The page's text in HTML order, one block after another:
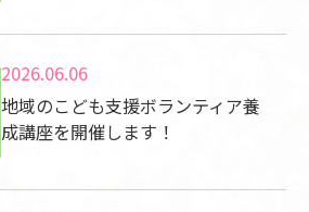
2026.06.06
地域のこども支援ボランティア養
成講座を開催します！